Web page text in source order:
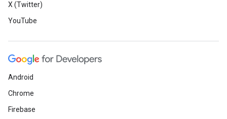
X (Twitter)
YouTube
Android
Chrome
Firebase